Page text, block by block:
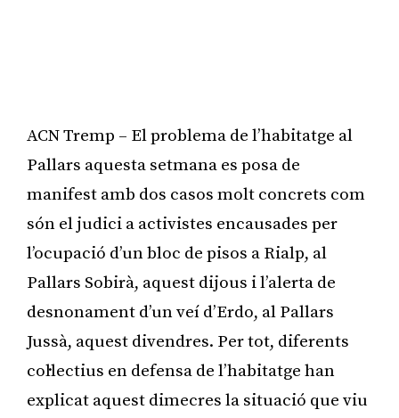
ACN Tremp – El problema de l’habitatge al
Pallars aquesta setmana es posa de
manifest amb dos casos molt concrets com
són el judici a activistes encausades per
l’ocupació d’un bloc de pisos a Rialp, al
Pallars Sobirà, aquest dijous i l’alerta de
desnonament d’un veí d’Erdo, al Pallars
Jussà, aquest divendres. Per tot, diferents
col·lectius en defensa de l’habitatge han
explicat aquest dimecres la situació que viu